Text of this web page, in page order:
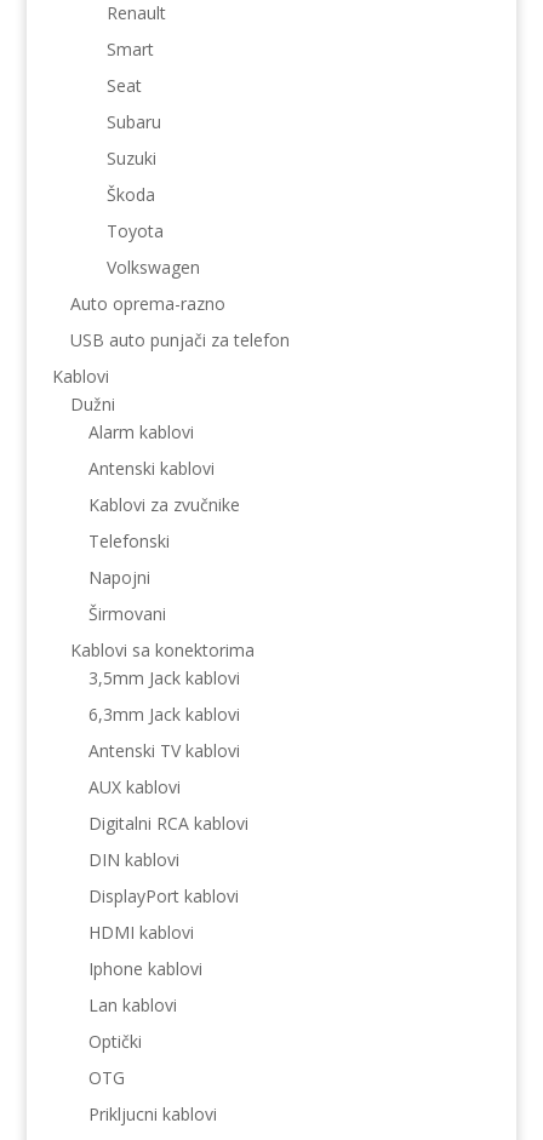
Renault
Smart
Seat
Subaru
Suzuki
Škoda
Toyota
Volkswagen
Auto oprema-razno
USB auto punjači za telefon
Kablovi
Dužni
Alarm kablovi
Antenski kablovi
Kablovi za zvučnike
Telefonski
Napojni
Širmovani
Kablovi sa konektorima
3,5mm Jack kablovi
6,3mm Jack kablovi
Antenski TV kablovi
AUX kablovi
Digitalni RCA kablovi
DIN kablovi
DisplayPort kablovi
HDMI kablovi
Iphone kablovi
Lan kablovi
Optički
OTG
Prikljucni kablovi